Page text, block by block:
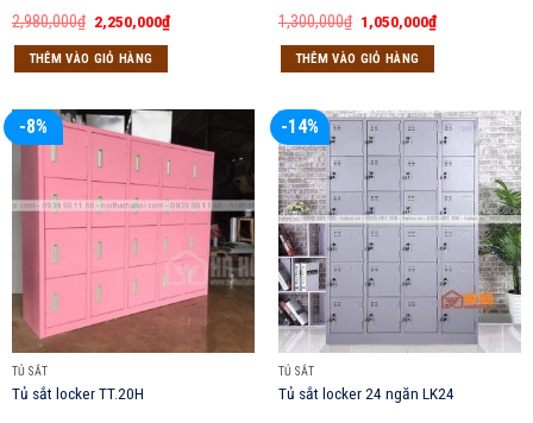
2,980,000₫ Giá
gốc
là:
2,980,000₫.
2,250,000₫Giá
hiện
THÊM VÀO GIỎ HÀNG
1,300,000₫ Giá
gốc
là:
1,300,000₫.
1,050,000₫Giá
hiện
THÊM VÀO GIỎ HÀNG
-8%
TỦ SẮT
Tủ sắt locker TT.20H
-14%
TỦ SẮT
Tủ sắt locker 24 ngăn LK24